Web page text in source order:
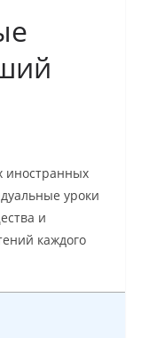
иностранных
уроки
и
каждого